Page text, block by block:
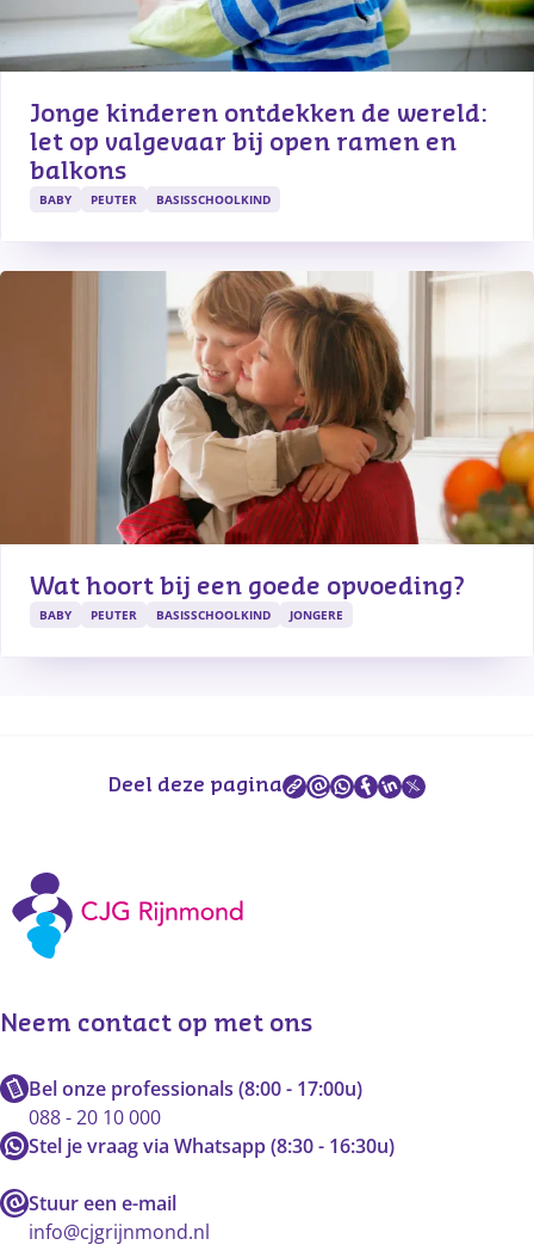
Jonge kinderen ontdekken de wereld:
let op valgevaar bij open ramen en
balkons
BABY PEUTER BASISSCHOOLKIND
Wat hoort bij een goede opvoeding?
BABY PEUTER BASISSCHOOLKIND JONGERE
Deel deze pagina
Neem contact op met ons
Bel onze professionals (8:00 - 17:00u)
088 - 20 10 000
Stel je vraag via Whatsapp (8:30 - 16:30u)
Stuur een e-mail
info@cjgrijnmond.nl